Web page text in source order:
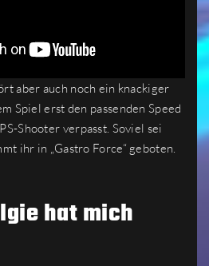
aber auch noch ein knackiger
Spiel erst den passenden Speed
Shooter verpasst. Soviel sei
ihr in „Gastro Force“ geboten.
hat mich